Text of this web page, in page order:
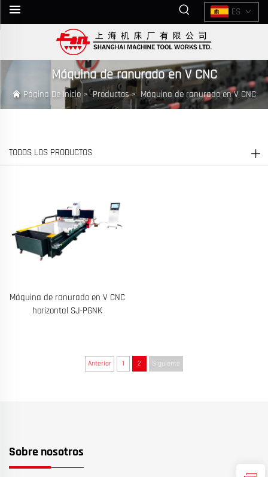
ES
Máquina de ranurado en V CNC
Página De Inicio >Productos> Máquina de ranurado en V CNC
TODOS LOS PRODUCTOS
Máquina de ranurado en V CNC
horizontal SJ-PGNK
Anterior 1 2 Siguiente
Sobre nosotros